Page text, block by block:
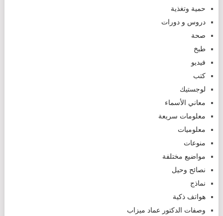
حمية وتغذية
دروس و دورات
صحة
طبخ
فيديو
كتب
لوجستيك
معاني الأسماء
معلومات سريعة
معلوميات
منوعات
مواضيع مختلفة
نصائح وحيل
نماذج
هواتف ذكية
وصفات الدكتور عماد ميزاب